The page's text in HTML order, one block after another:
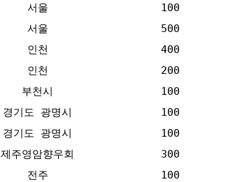
서울 100
서울 500
인천 400
인천 200
부천시 100
경기도 광명시 100
경기도 광명시 100
제주영암향우회 300
전주 100